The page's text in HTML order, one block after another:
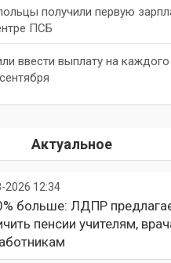
получили первую
ПСБ
ввести выплату на каждого
Актуальное
2026 12:34
больше: ЛДПР
пенсии учителям,